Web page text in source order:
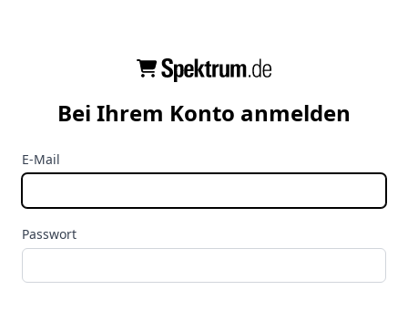
Bei Ihrem Konto anmelden
E-Mail
Passwort